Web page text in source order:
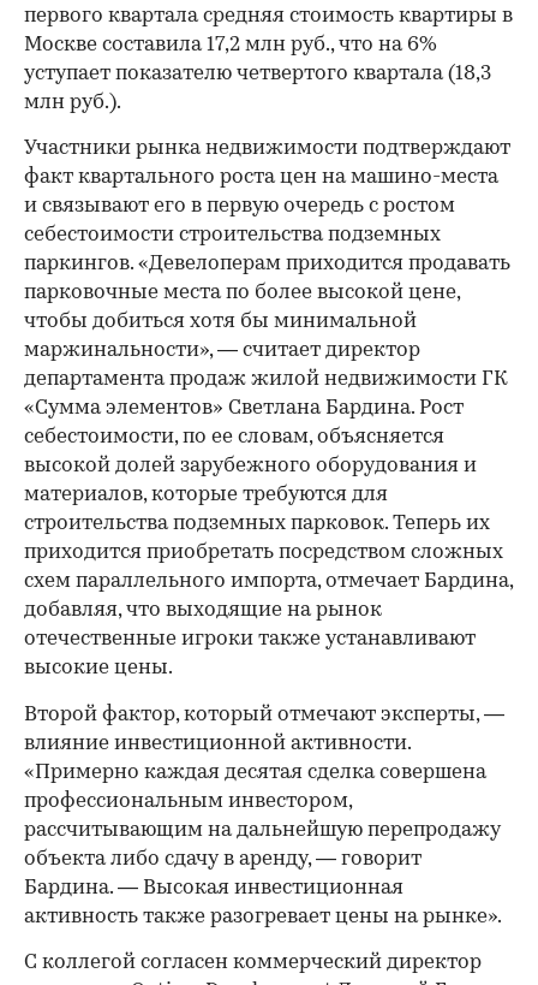
первого квартала средняя стоимость квартиры в
Москве составила 17,2 млн руб., что на 6%
уступает показателю четвертого квартала (18,3
млн руб.).
Участники рынка недвижимости подтверждают
факт квартального роста цен на машино-места
и связывают его в первую очередь с ростом
себестоимости строительства подземных
паркингов. «Девелоперам приходится продавать
парковочные места по более высокой цене,
чтобы добиться хотя бы минимальной
маржинальности», — считает директор
департамента продаж жилой недвижимости ГК
«Сумма элементов» Светлана Бардина. Рост
себестоимости, по ее словам, объясняется
высокой долей зарубежного оборудования и
материалов, которые требуются для
строительства подземных парковок. Теперь их
приходится приобретать посредством сложных
схем параллельного импорта, отмечает Бардина,
добавляя, что выходящие на рынок
отечественные игроки также устанавливают
высокие цены.
Второй фактор, который отмечают эксперты, —
влияние инвестиционной активности.
«Примерно каждая десятая сделка совершена
профессиональным инвестором,
рассчитывающим на дальнейшую перепродажу
объекта либо сдачу в аренду, — говорит
Бардина. — Высокая инвестиционная
активность также разогревает цены на рынке».
С коллегой согласен коммерческий директор